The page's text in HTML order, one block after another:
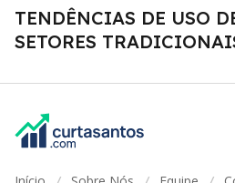
TENDÊNCIAS DE USO
SETORES